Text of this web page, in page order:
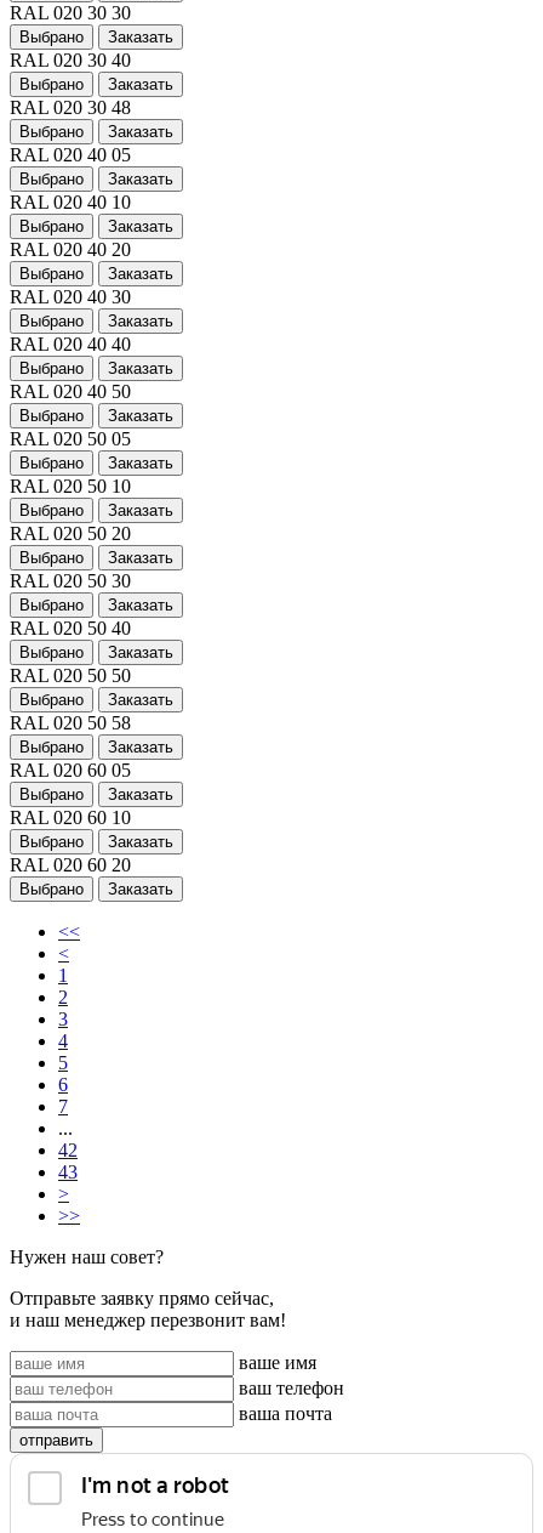
RAL 020 30 30
Выбрано Заказать
RAL 020 30 40
Выбрано Заказать
RAL 020 30 48
Выбрано Заказать
RAL 020 40 05
Выбрано Заказать
RAL 020 40 10
Выбрано Заказать
RAL 020 40 20
Выбрано Заказать
RAL 020 40 30
Выбрано Заказать
RAL 020 40 40
Выбрано Заказать
RAL 020 40 50
Выбрано Заказать
RAL 020 50 05
Выбрано Заказать
RAL 020 50 10
Выбрано Заказать
RAL 020 50 20
Выбрано Заказать
RAL 020 50 30
Выбрано Заказать
RAL 020 50 40
Выбрано Заказать
RAL 020 50 50
Выбрано Заказать
RAL 020 50 58
Выбрано Заказать
RAL 020 60 05
Выбрано Заказать
RAL 020 60 10
Выбрано Заказать
RAL 020 60 20
Выбрано Заказать
<<
<
1
2
3
4
5
6
7
...
42
43
>
>>
Нужен наш совет?
Отправьте заявку прямо сейчас,
и наш менеджер перезвонит вам!
ваше имя
ваш телефон
ваша почта
отправить